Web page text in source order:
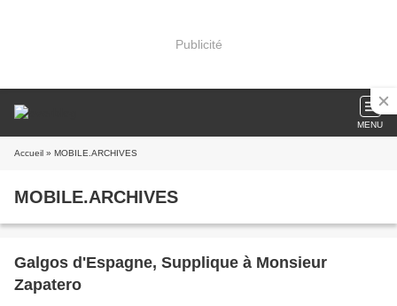
Publicité
MENU
Accueil » MOBILE.ARCHIVES
MOBILE.ARCHIVES
Galgos d'Espagne, Supplique à Monsieur
Zapatero